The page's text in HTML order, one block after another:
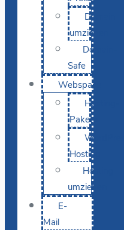
Domain
umziehen
Domain-
Safe
Webspace
Hosting-
Pakete
WordPress
Hosting
Hosting
umziehen
E-
Mail